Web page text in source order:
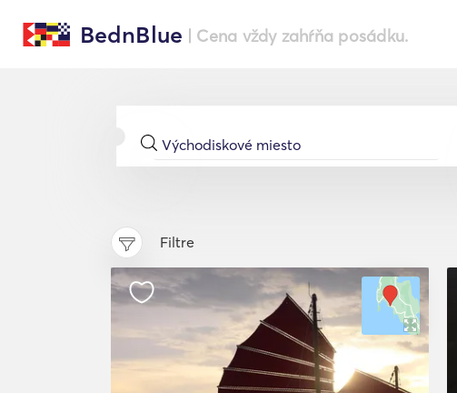
BednBlue | Cena vždy zahŕňa posádku.
Filtre